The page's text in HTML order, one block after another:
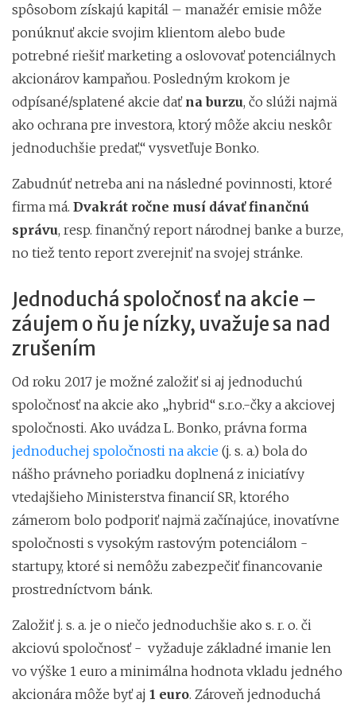
spôsobom získajú kapitál – manažér emisie môže
ponúknuť akcie svojim klientom alebo bude
potrebné riešiť marketing a oslovovať potenciálnych
akcionárov kampaňou. Posledným krokom je
odpísané/splatené akcie dať na burzu, čo slúži najmä
ako ochrana pre investora, ktorý môže akciu neskôr
jednoduchšie predať,“ vysvetľuje Bonko.
Zabudnúť netreba ani na následné povinnosti, ktoré
firma má. Dvakrát ročne musí dávať finančnú
správu, resp. finančný report národnej banke a burze,
no tiež tento report zverejniť na svojej stránke.
Jednoduchá spoločnosť na akcie –
záujem o ňu je nízky, uvažuje sa nad
zrušením
Od roku 2017 je možné založiť si aj jednoduchú
spoločnosť na akcie ako „hybrid“ s.r.o.-čky a akciovej
spoločnosti. Ako uvádza L. Bonko, právna forma
jednoduchej spoločnosti na akcie (j. s. a.) bola do
nášho právneho poriadku doplnená z iniciatívy
vtedajšieho Ministerstva financií SR, ktorého
zámerom bolo podporiť najmä začínajúce, inovatívne
spoločnosti s vysokým rastovým potenciálom -
startupy, ktoré si nemôžu zabezpečiť financovanie
prostredníctvom bánk.
Založiť j. s. a. je o niečo jednoduchšie ako s. r. o. či
akciovú spoločnosť - vyžaduje základné imanie len
vo výške 1 euro a minimálna hodnota vkladu jedného
akcionára môže byť aj 1 euro. Zároveň jednoduchá